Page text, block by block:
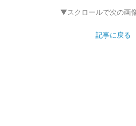
▼スクロールで次の画
記事に戻る